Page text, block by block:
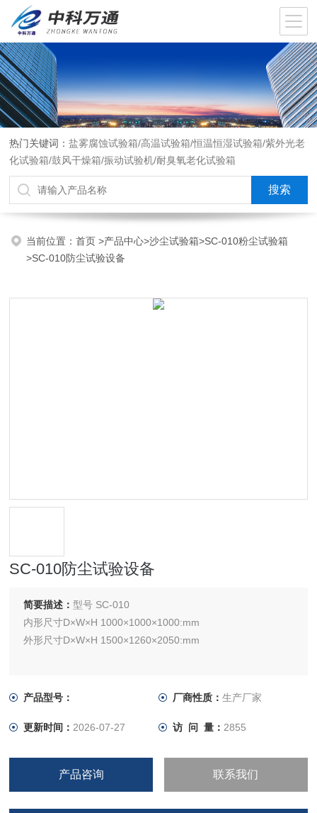
热门关键词：盐雾腐蚀试验箱/高温试验箱/恒温恒湿试验箱/紫外光老
化试验箱/鼓风干燥箱/振动试验机/耐臭氧老化试验箱
当前位置：首页>产品中心>沙尘试验箱>SC-010粉尘试验箱
>SC-010防尘试验设备
SC-010防尘试验设备
简要描述：型号 SC-010
内形尺寸D×W×H 1000×1000×1000:mm
外形尺寸D×W×H 1500×1260×2050:mm
产品型号： 厂商性质： 生产厂家
更新时间： 2026-07-27 访 问 量： 2855
产品咨询 联系我们